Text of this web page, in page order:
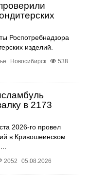
Роспотребнадзора
изделий.
Новосибирск
538
в 2173
2026-го провел
в Кривошеинском
2052 05.08.2026